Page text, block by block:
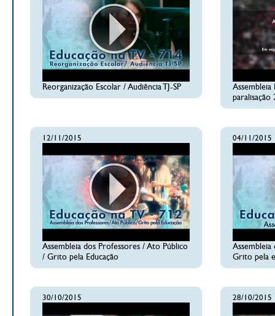
Reorganização Escolar / Audiência TJ-SP
Assembleia
12/11/2015
Assembleia dos Professores / Ato Público
/ Grito pela Educação
04/11/2015
Grito pela
30/10/2015 28/10/2015